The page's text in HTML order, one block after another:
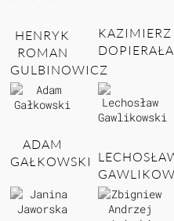
HENRYK
ROMAN
GULBINOWICZ
KAZIMIERZ
DOPIERAŁA
ADAM
GAŁKOWSKI